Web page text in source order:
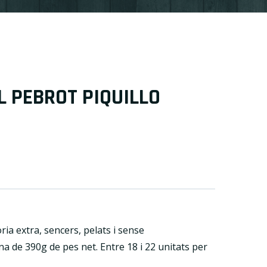
PIQUILLO
extra, sencers, pelats i sense
de 390g de pes net. Entre 18 i 22 unitats per